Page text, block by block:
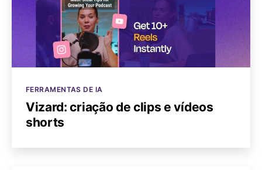
Categorias
FERRAMENTAS DE IA
Vizard: criação de clips e vídeos
shorts